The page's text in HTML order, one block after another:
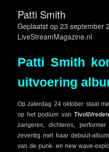
Patti Smith
Geplaatst op 23 september
LiveStreamMagazine.nl
Patti Smith
uitvoering
Op zaterdag 24 oktober staat
op het podium van
zangeres, dichteres,
zeventig met haar debuut-album
van de punk- en new wave-